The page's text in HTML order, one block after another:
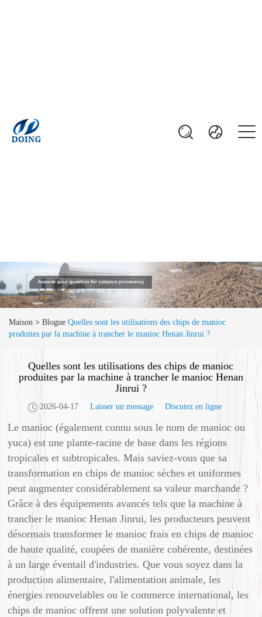
Maison > Blogue Quelles sont les utilisations des chips de manioc
produites par la machine à trancher le manioc Henan Jinrui ?
Quelles sont les utilisations des chips de manioc
produites par la machine à trancher le manioc Henan
Jinrui ?
2026-04-17 Laisser un message Discutez en ligne
Le manioc (également connu sous le nom de manioc ou
yuca) est une plante-racine de base dans les régions
tropicales et subtropicales. Mais saviez-vous que sa
transformation en chips de manioc sèches et uniformes
peut augmenter considérablement sa valeur marchande ?
Grâce à des équipements avancés tels que la machine à
trancher le manioc Henan Jinrui, les producteurs peuvent
désormais transformer le manioc frais en chips de manioc
de haute qualité, coupées de manière cohérente, destinées
à un large éventail d'industries. Que vous soyez dans la
production alimentaire, l'alimentation animale, les
énergies renouvelables ou le commerce international, les
chips de manioc offrent une solution polyvalente et